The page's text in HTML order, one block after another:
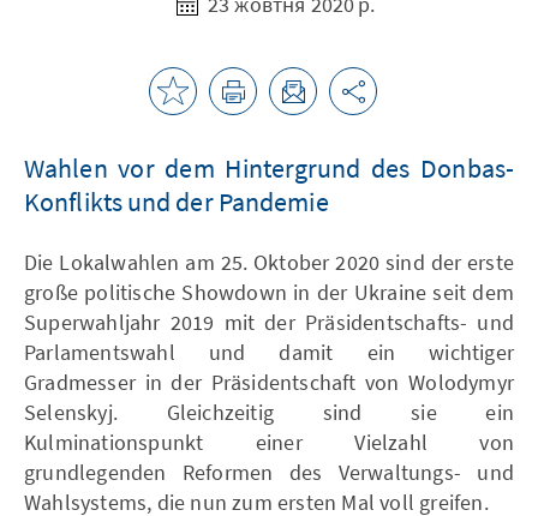
Wahlen vor dem Hintergrund des Donbas-
Konflikts und der Pandemie
Die Lokalwahlen am 25. Oktober 2020 sind der erste
große politische Showdown in der Ukraine seit dem
Superwahljahr 2019 mit der Präsidentschafts- und
Parlamentswahl und damit ein wichtiger
Gradmesser in der Präsidentschaft von Wolodymyr
Selenskyj. Gleichzeitig sind sie ein
Kulminationspunkt einer Vielzahl von
grundlegenden Reformen des Verwaltungs- und
Wahlsystems, die nun zum ersten Mal voll greifen.